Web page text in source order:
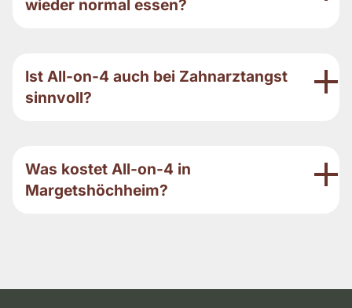
wieder normal essen?
Ist All-on-4 auch bei Zahnarztangst
sinnvoll?
Was kostet All-on-4 in
Margetshöchheim?